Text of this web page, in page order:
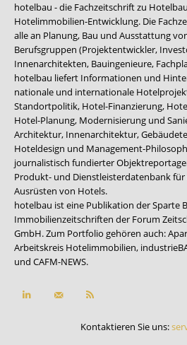
hotelbau - die Fachzeitschrift zu
Hotelimmobilien-Entwicklung. Die
alle an Planung, Bau und Ausstattung
Berufsgruppen (Projektentwickler,
Innenarchitekten, Bauingenieure,
hotelbau liefert Informationen und
nationale und internationale
Standortpolitik, Hotel-Finanzierung,
Hotel-Planung, Modernisierung und
Architektur, Innenarchitektur,
Hoteldesign und Management-
journalistisch fundierter
Produkt- und Dienstleisterdatenbank für
Ausrüsten von Hotels.
hotelbau ist eine Publikation der Sparte
Immobilienzeitschriften der Forum
GmbH. Zum Portfolio gehören auch:
Arbeitskreis Hotelimmobilien,
und CAFM-NEWS.
Kontaktieren Sie uns: